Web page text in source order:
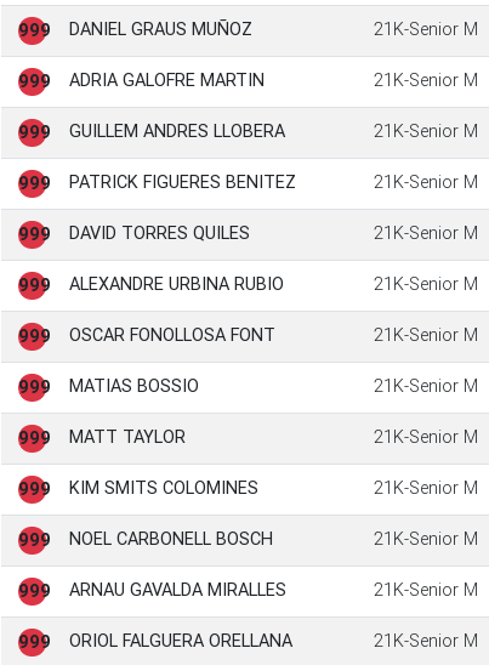
999 DANIEL GRAUS MUÑOZ 21K-Senior M
999 ADRIA GALOFRE MARTIN 21K-Senior M
999 GUILLEM ANDRES LLOBERA 21K-Senior M
999 PATRICK FIGUERES BENITEZ 21K-Senior M
999 DAVID TORRES QUILES 21K-Senior M
999 ALEXANDRE URBINA RUBIO 21K-Senior M
999 OSCAR FONOLLOSA FONT 21K-Senior M
999 MATIAS BOSSIO 21K-Senior M
999 MATT TAYLOR 21K-Senior M
999 KIM SMITS COLOMINES 21K-Senior M
999 NOEL CARBONELL BOSCH 21K-Senior M
999 ARNAU GAVALDA MIRALLES 21K-Senior M
999 ORIOL FALGUERA ORELLANA 21K-Senior M